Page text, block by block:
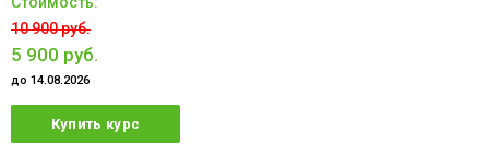
10 900 руб.
5 900 руб.
до 14.08.2026
Купить курс